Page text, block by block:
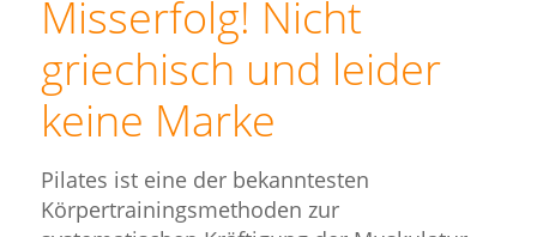
Misserfolg! Nicht
griechisch und leider
keine Marke
Pilates ist eine der bekanntesten
Körpertrainingsmethoden zur